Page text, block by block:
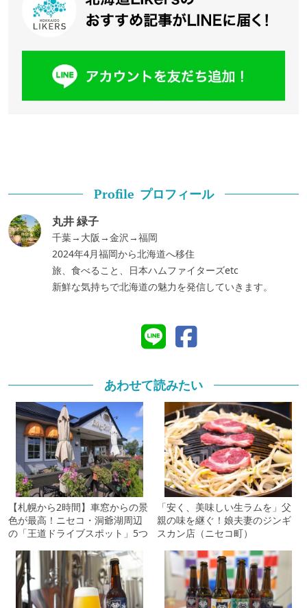
Profile プロフィール
丸井 緑子
千葉→大阪→金沢→福岡
2024年4月福岡から北海道へ移住
旅、食べること、日本ハムファイターズetc
新鮮な気持ちで北海道の魅力を発信していきます。
あわせて読みたい
【札幌から2時間】車窓からの景
色が最高！ニセコ・洞爺湖周辺
の「王道ドライブスポット」5つ
「安く、美味しい生ラムを」父
親の味を継ぐ！娘夫妻のジンギ
スカン店（ニセコ町）